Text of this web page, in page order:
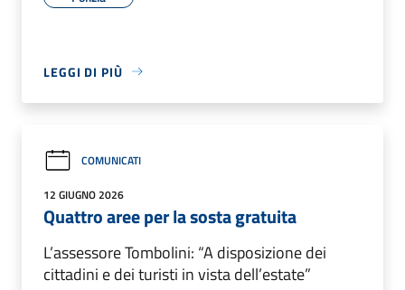
LEGGI DI PIÙ
COMUNICATI
12 GIUGNO 2026
Quattro aree per la sosta gratuita
L’assessore Tombolini: “A disposizione dei
cittadini e dei turisti in vista dell’estate”